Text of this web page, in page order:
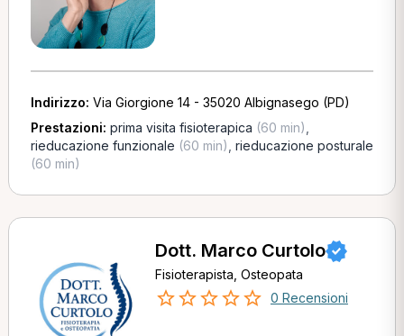
Indirizzo: Via Giorgione 14 - 35020 Albignasego (PD)
Prestazioni: prima visita fisioterapica (60 min)
rieducazione funzionale (60 min) rieducazione posturale
(60 min)
Dott. Marco Curtolo
Fisioterapista, Osteopata
0 Recensioni